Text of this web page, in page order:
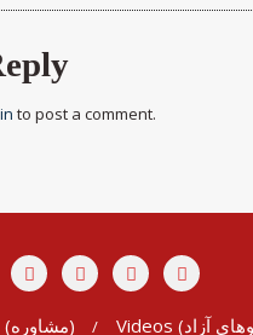
to post a comment.
Counseling (مشاوره)